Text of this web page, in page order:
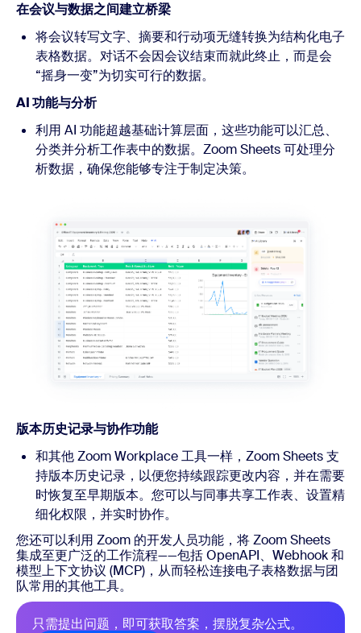
在会议与数据之间建立桥梁
将会议转写文字、摘要和行动项无缝转换为结构化电子
表格数据。对话不会因会议结束而就此终止，而是会
“摇身一变”为切实可行的数据。
AI 功能与分析
利用 AI 功能超越基础计算层面，这些功能可以汇总、
分类并分析工作表中的数据。Zoom Sheets 可处理分
析数据，确保您能够专注于制定决策。
版本历史记录与协作功能
和其他 Zoom Workplace 工具一样，Zoom Sheets 支
持版本历史记录，以便您持续跟踪更改内容，并在需要
时恢复至早期版本。您可以与同事共享工作表、设置精
细化权限，并实时协作。
您还可以利用 Zoom 的开发人员功能，将 Zoom Sheets
集成至更广泛的工作流程——包括 OpenAPI、Webhook 和
模型上下文协议 (MCP)，从而轻松连接电子表格数据与团
队常用的其他工具。
只需提出问题，即可获取答案，摆脱复杂公式。